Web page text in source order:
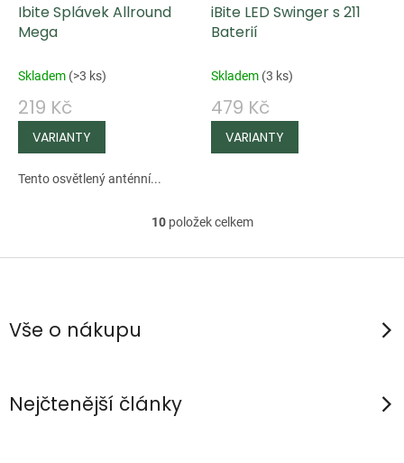
Ibite Splávek Allround
Mega
Skladem (>3 ks)
219 Kč
Tento osvětlený anténní...
iBite LED Swinger s 211
Baterií
Skladem (3 ks)
479 Kč
O
v
10položek celkem
Z
pVše o nákupu
Nejčtenější články